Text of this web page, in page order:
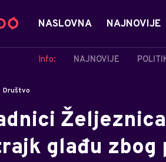
NASLOVNA NAJNOVIJE
Info: NAJNOVIJE
Društvo
glađu zbog